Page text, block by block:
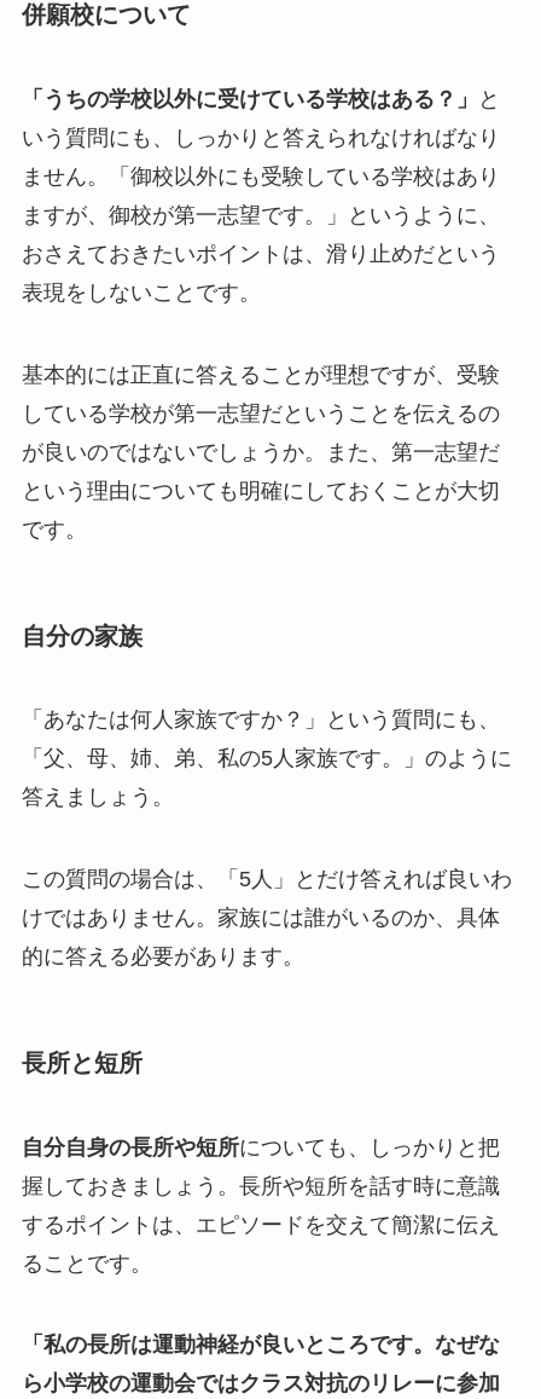
併願校について
「うちの学校以外に受けている学校はある？」
と
いう質問にも、しっかりと答えられなければなり
ません。「御校以外にも受験している学校はあり
ますが、御校が第一志望です。」というように、
おさえておきたいポイントは、滑り止めだという
表現をしないことです。
基本的には正直に答えることが理想ですが、受験
している学校が第一志望だということを伝えるの
が良いのではないでしょうか。また、第一志望だ
という理由についても明確にしておくことが大切
です。
自分の家族
「あなたは何人家族ですか？」という質問にも、
「父、母、姉、弟、私の5人家族です。」のように
答えましょう。
この質問の場合は、「5人」とだけ答えれば良いわ
けではありません。家族には誰がいるのか、具体
的に答える必要があります。
長所と短所
自分自身の長所や短所についても、しっかりと把
握しておきましょう。長所や短所を話す時に意識
するポイントは、エピソードを交えて簡潔に伝え
ることです。
「私の長所は運動神経が良いところです。なぜな
ら小学校の運動会ではクラス対抗のリレーに参加